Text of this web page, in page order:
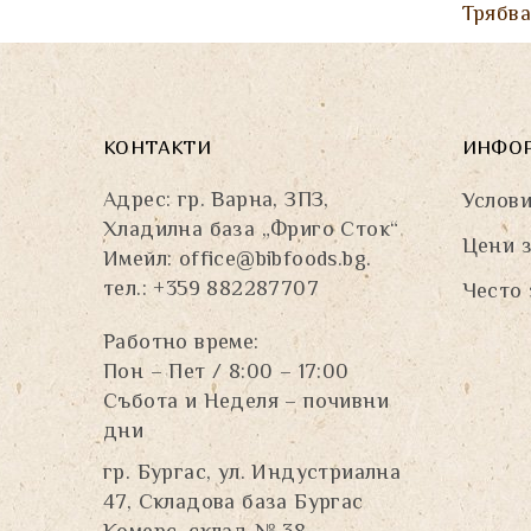
КОНТАКТИ
Адрес: гр. Варна, ЗПЗ,
Хладилна база „Фриго Сток“
Имейл:office@bibfoods.bg.
тел.: +359 882287707
Работно време:
Пон – Пет / 8:00 – 17:00
Събота и Неделя – почивни
дни
гр. Бургас, ул. Индустриална
47, Складова база Бургас
Цени
Често